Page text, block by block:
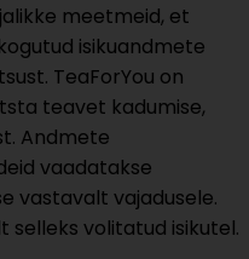
meetmeid, et
isikuandmete
TeaForYou on
teavet kadumise,
Andmete
vaadatakse
vastavalt vajadusele.
selleks volitatud isikutel.